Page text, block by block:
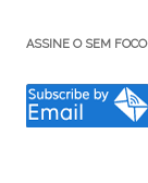
ASSINE O SEM FOCO